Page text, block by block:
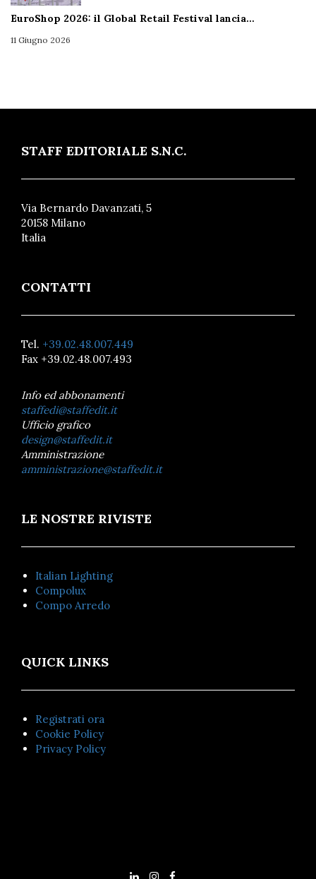
EuroShop 2026: il Global Retail Festival lancia…
11 Giugno 2026
STAFF EDITORIALE S.N.C.
Via Bernardo Davanzati, 5
20158 Milano
Italia
CONTATTI
Tel. +39.02.48.007.449
Fax +39.02.48.007.493
Info ed abbonamenti
staffedi@staffedit.it
Ufficio grafico
design@staffedit.it
Amministrazione
amministrazione@staffedit.it
LE NOSTRE RIVISTE
Italian Lighting
Compolux
Compo Arredo
QUICK LINKS
Registrati ora
Cookie Policy
Privacy Policy